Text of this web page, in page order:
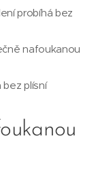
probíhá bez
nafoukanou
bez plísní